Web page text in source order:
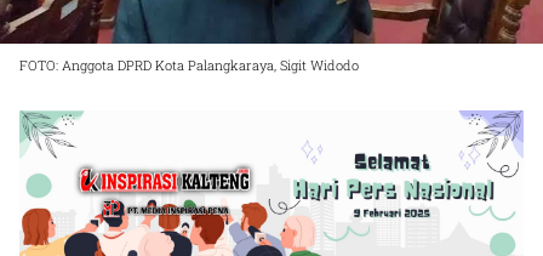
FOTO: Anggota DPRD Kota Palangkaraya, Sigit Widodo